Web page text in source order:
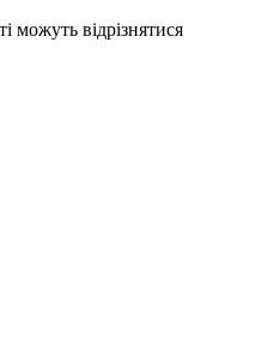
можуть відрізнятися